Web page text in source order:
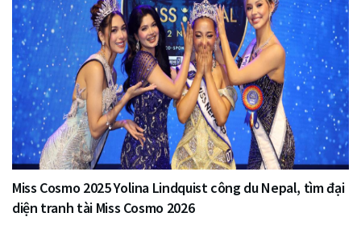
Miss Cosmo 2025 Yolina Lindquist công du Nepal, tìm đại
diện tranh tài Miss Cosmo 2026